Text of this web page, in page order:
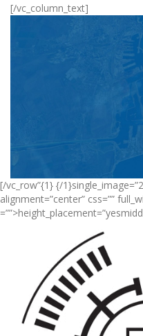
[/vc_column_text]
[/vc_row”{1} {/
alignment=”center” css=””